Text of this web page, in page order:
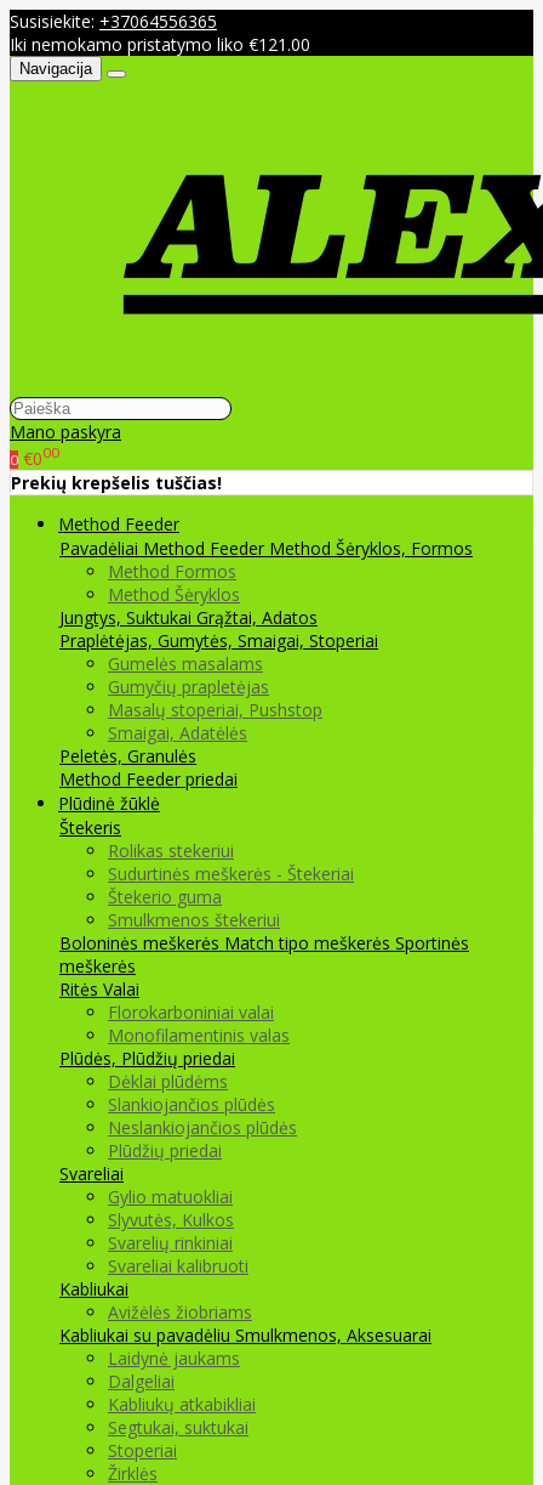
Susisiekite: +37064556365
Iki nemokamo pristatymo liko €121.00
Navigacija
Mano paskyra
0 €000
Prekių krepšelis tuščias!
Method Feeder
Pavadėliai Method Feeder Method Šėryklos, Formos
Method Formos
Method Šėryklos
Jungtys, Suktukai Grąžtai, Adatos
Praplėtėjas, Gumytės, Smaigai, Stoperiai
Gumelės masalams
Gumyčių prapletėjas
Masalų stoperiai, Pushstop
Smaigai, Adatėlės
Peletės, Granulės
Method Feeder priedai
Plūdinė žūklė
Štekeris
Rolikas stekeriui
Sudurtinės meškerės - Štekeriai
Štekerio guma
Smulkmenos štekeriui
Boloninės meškerės Match tipo meškerės Sportinės
meškerės
Ritės Valai
Florokarboniniai valai
Monofilamentinis valas
Plūdės, Plūdžių priedai
Dėklai plūdėms
Slankiojančios plūdės
Neslankiojančios plūdės
Plūdžių priedai
Svareliai
Gylio matuokliai
Slyvutės, Kulkos
Svarelių rinkiniai
Svareliai kalibruoti
Kabliukai
Avižėlės žiobriams
Kabliukai su pavadėliu Smulkmenos, Aksesuarai
Laidynė jaukams
Dalgeliai
Kabliukų atkabikliai
Segtukai, suktukai
Stoperiai
Žirklės